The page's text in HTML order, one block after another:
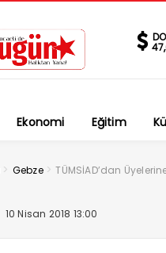
Ekonomi Eğitim
> Gebze >TÜMSİAD’dan
10 Nisan 2018 13:00